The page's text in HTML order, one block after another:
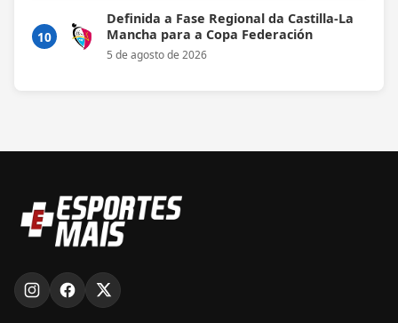
10
Definida a Fase Regional da Castilla-La
Mancha para a Copa Federación
5 de agosto de 2026